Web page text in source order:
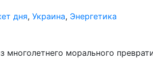
дня, Украина, Энергетика
морального